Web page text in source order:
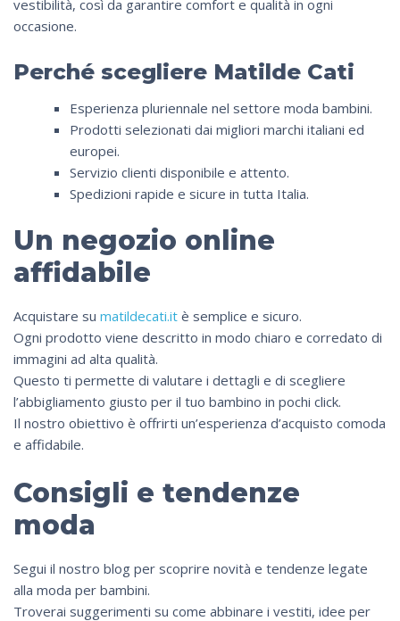
vestibilità, così da garantire comfort e qualità in ogni
occasione.
Perché scegliere Matilde Cati
Esperienza pluriennale nel settore moda bambini.
Prodotti selezionati dai migliori marchi italiani ed
europei.
Servizio clienti disponibile e attento.
Spedizioni rapide e sicure in tutta Italia.
Un negozio online
affidabile
Acquistare su matildecati.it è semplice e sicuro.
Ogni prodotto viene descritto in modo chiaro e corredato di
immagini ad alta qualità.
Questo ti permette di valutare i dettagli e di scegliere
l’abbigliamento giusto per il tuo bambino in pochi click.
Il nostro obiettivo è offrirti un’esperienza d’acquisto comoda
e affidabile.
Consigli e tendenze
moda
Segui il nostro blog per scoprire novità e tendenze legate
alla moda per bambini.
Troverai suggerimenti su come abbinare i vestiti, idee per